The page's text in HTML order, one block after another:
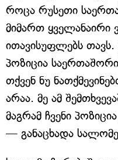
როცა რუსეთი
მიმართ ყველანაირი
ითავისუფლებს თავს.
პოზიცია
თქვენ ნუ
არაა. მე ამ
მაგრამ ჩვენი
— განაცხადა